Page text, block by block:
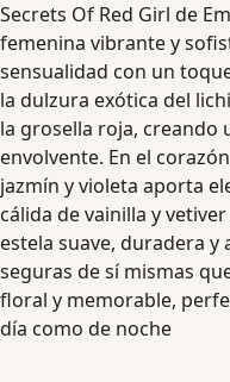
Secrets Of Red Girl de
femenina vibrante y
sensualidad con un
la dulzura exótica del
la grosella roja, creando
envolvente. En el
jazmín y violeta aporta
cálida de vainilla y
estela suave, duradera y
seguras de sí mismas
floral y memorable,
día como de noche